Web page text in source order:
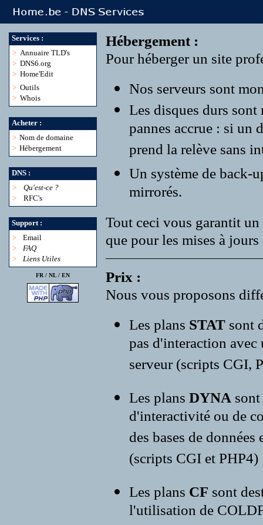
Services :
> Annuaire TLD's
> DNS6.org
> Home'Edit
> Outils
> Whois
Acheter :
> Nom de domaine
> Hébergement
DNS :
>
Qu'est-ce ?
>
RFC's
Support :
>
Email
>
FAQ
>
Liens Utiles
FR / NL/ EN
Hébergement :
Pour héberger un site
Nos serveurs sont
Les disques durs
pannes accrue : si un
prend la relève sans
Un système de back-
mirrorés.
Tout ceci vous garantit
que pour les mises à
Prix :
Nous vous proposons
Les plans STAT sont
pas d'interaction avec
serveur (scripts CGI,
Les plans DYNA
d'interactivité ou de
des bases de
(scripts CGI et PHP4)
Les plans CF sont
l'utilisation de